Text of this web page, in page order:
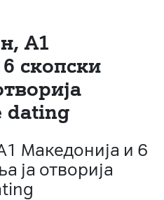
A1
скопски
dating
Македонија и 6
ја отворија